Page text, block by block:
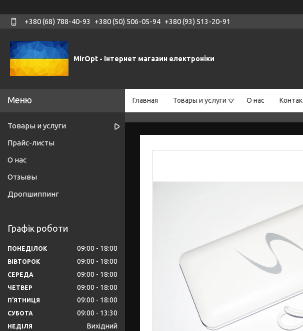
+380 (68) 788-40-93 +380 (50) 506-05-94 +380 (93) 513-20-91
MirOpt - Інтернет магазин електроніки
Главная Товары и услуги О нас
Товары и услуги
Прайс-листы
О нас
Отзывы
Дропшиппинг
Графік роботи
ПОНЕДІЛОК 09:00 18:00
ВІВТОРОК 09:00 18:00
СЕРЕДА 09:00 18:00
ЧЕТВЕР 09:00 18:00
ПʼЯТНИЦЯ 09:00 18:00
СУБОТА 09:00 13:30
НЕДІЛЯ Вихідний